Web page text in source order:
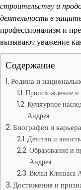
строительству и
деятельность в
профессионализм и
вызывают уважение
Содержание
Родина и
Происхождение и
Культурное
Андрея
Биография и карьера
Детство и
Образование и
Андрея
Вклад Клишаса
Достижения и